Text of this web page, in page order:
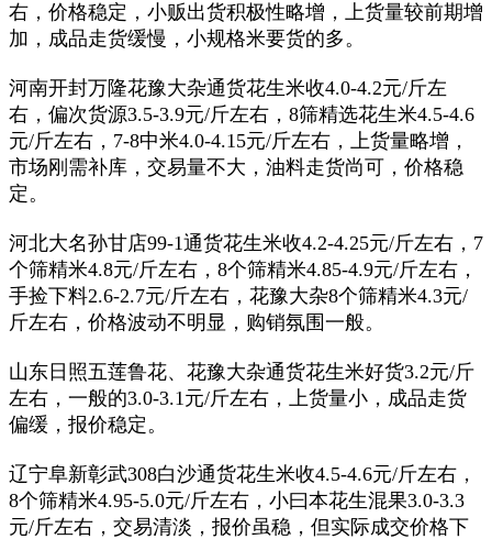
右，价格稳定，小贩出货积极性略增，上货量较前期增
加，成品走货缓慢，小规格米要货的多。
河南开封万隆花豫大杂通货花生米收4.0-4.2元/斤左
右，偏次货源3.5-3.9元/斤左右， 8筛精选花生米4.5-4.6
元/斤左右， 7-8中米4.0-4.15元/斤左右，上货量略增，
市场刚需补库，交易量不大，油料走货尚可，价格稳
定。
河北大名孙甘店99-1通货花生米收4.2-4.25元/斤左右， 7
个筛精米4.8元/斤左右， 8个筛精米4.85-4.9元/斤左右，
手捡下料2.6-2.7元/斤左右，花豫大杂8个筛精米4.3元/
斤左右，价格波动不明显，购销氛围一般。
山东日照五莲鲁花、花豫大杂通货花生米好货3.2元/斤
左右，一般的3.0-3.1元/斤左右，上货量小，成品走货
偏缓，报价稳定。
辽宁阜新彰武308白沙通货花生米收4.5-4.6元/斤左右，
8个筛精米4.95-5.0元/斤左右，小曰本花生混果3.0-3.3
元/斤左右，交易清淡，报价虽稳，但实际成交价格下